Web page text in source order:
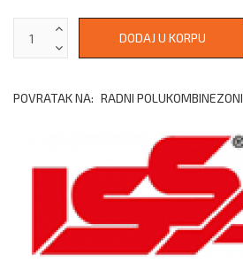
POVRATAK NA: RADNI POLUKOMBINEZONI